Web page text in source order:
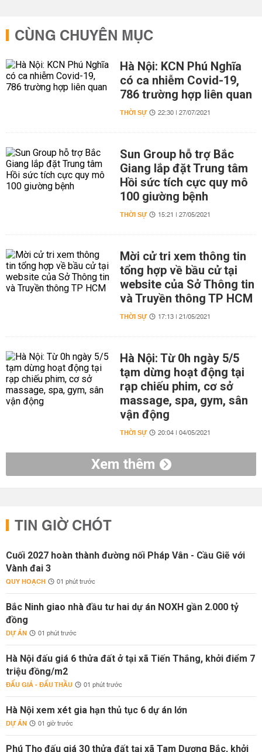
CÙNG CHUYÊN MỤC
Hà Nội: KCN Phú Nghĩa
có ca nhiễm Covid-19,
786 trường hợp liên quan
THỜI SỰ 22:30 | 27/07/2021
Sun Group hỗ trợ Bắc
Giang lắp đặt Trung tâm
Hồi sức tích cực quy mô
100 giường bệnh
THỜI SỰ 15:21 | 27/05/2021
Mời cử tri xem thông tin
tổng hợp về bầu cử tại
website của Sở Thông tin
và Truyền thông TP HCM
THỜI SỰ 17:13 | 21/05/2021
Hà Nội: Từ 0h ngày 5/5
tạm dừng hoạt động tại
rạp chiếu phim, cơ sở
massage, spa, gym, sân
vận động
THỜI SỰ 20:04 | 04/05/2021
Xem thêm
TIN GIỜ CHÓT
Cuối 2027 hoàn thành đường nối Pháp Vân - Cầu Giẽ với
Vành đai 3
QUY HOẠCH 01 phút trước
Bắc Ninh giao nhà đầu tư hai dự án NOXH gần 2.000 tỷ
đồng
DỰ ÁN 01 phút trước
Hà Nội đấu giá 6 thửa đất ở tại xã Tiến Thắng, khởi điểm 7
triệu đồng/m2
ĐẤU GIÁ - ĐẤU THẦU 01 phút trước
Hà Nội xem xét gia hạn thủ tục 6 dự án lớn
DỰ ÁN 01 giờ trước
Phú Thọ đấu giá 30 thửa đất tại xã Tam Dương Bắc, khởi